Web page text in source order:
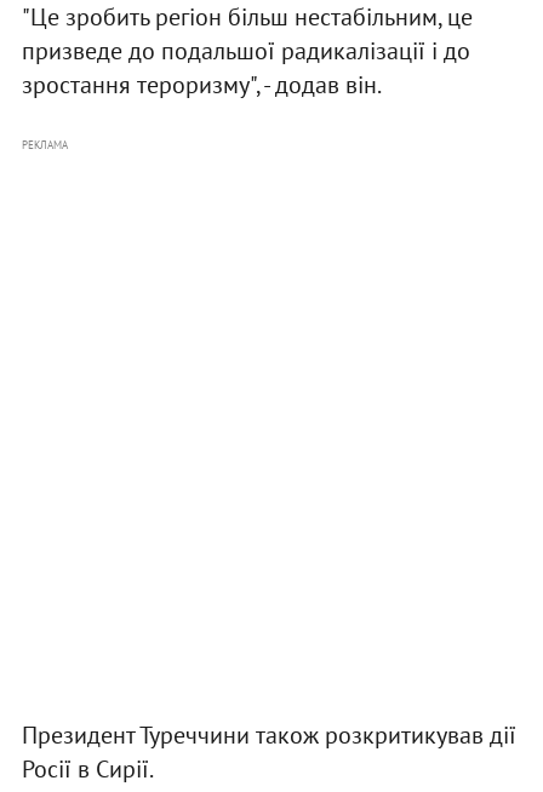
"Це зробить регіон більш нестабільним, це
призведе до подальшої радикалізації і до
зростання тероризму", - додав він.
РЕКЛАМА
Президент Туреччини також розкритикував дії
Росії в Сирії.